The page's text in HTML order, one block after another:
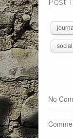
No